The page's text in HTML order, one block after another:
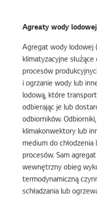
Agreaty wody lodowej
Agregat wody lodowej
klimatyzacyjne
procesów
i ogrzanie wody lub
lodową, które
odbierając je lub
odbiorników.
klimakonwektory lub
medium do
procesów. Sam
wewnętrzny obieg
termodynamiczną
schładzania lub